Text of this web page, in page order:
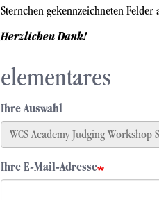
Sternchen gekennzeichneten Felder
Herzlichen Dank!
elementares
Ihre Auswahl
Ihre E-Mail-Adresse